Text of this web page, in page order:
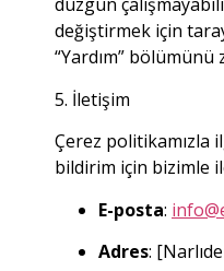
düzgün
değiştirmek için
“Yardım”
5. İletişim
Çerez politikamızla
bildirim için bizimle
E-posta:
Adres: